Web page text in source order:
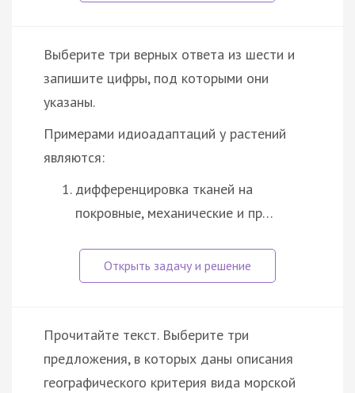
Выберите три верных ответа из шести и
запишите цифры, под которыми они
указаны.
Примерами идиоадаптаций у растений
являются:
дифференцировка тканей на
покровные, механические и пр…
Прочитайте текст. Выберите три
предложения, в которых даны описания
географического критерия вида морской